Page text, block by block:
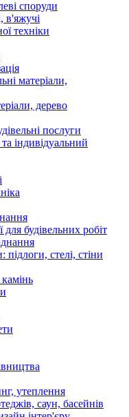
споруди
в'яжучі
техніки
матеріали,
дерево
послуги
індивідуальний
будівельних робіт
стелі, стіни
утеплення
саун, басейнів